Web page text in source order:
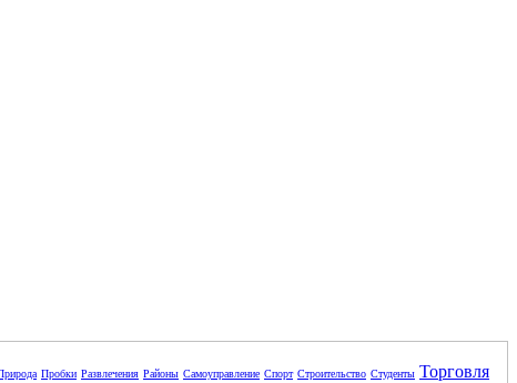
Пробки Развлечения Районы Самоуправление Спорт Строительство Студенты Торговля